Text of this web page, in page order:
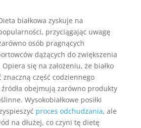
białkowa zyskuje na
przyciągając uwagę
osób pragnących
dążących do zwiększenia
się na założeniu, że białko
część codziennego
źródła obejmują zarówno produkty
Wysokobiałkowe posiłki
proces odchudzania, ale
na dłużej, co czyni tę dietę